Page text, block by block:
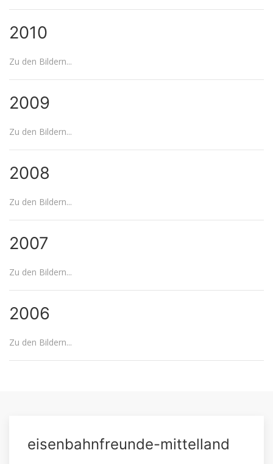
2010
Zu den Bildern...
2009
Zu den Bildern...
2008
Zu den Bildern...
2007
Zu den Bildern...
2006
Zu den Bildern...
eisenbahnfreunde-mittelland